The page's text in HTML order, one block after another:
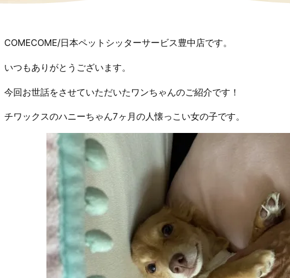
COMECOME/日本ペットシッターサービス豊中店です。
いつもありがとうございます。
今回お世話をさせていただいたワンちゃんのご紹介です！
チワックスのハニーちゃん7ヶ月の人懐っこい女の子です。